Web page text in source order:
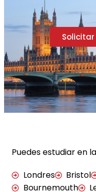
Puedes estudiar en
Londres
Bristol
Bournemouth